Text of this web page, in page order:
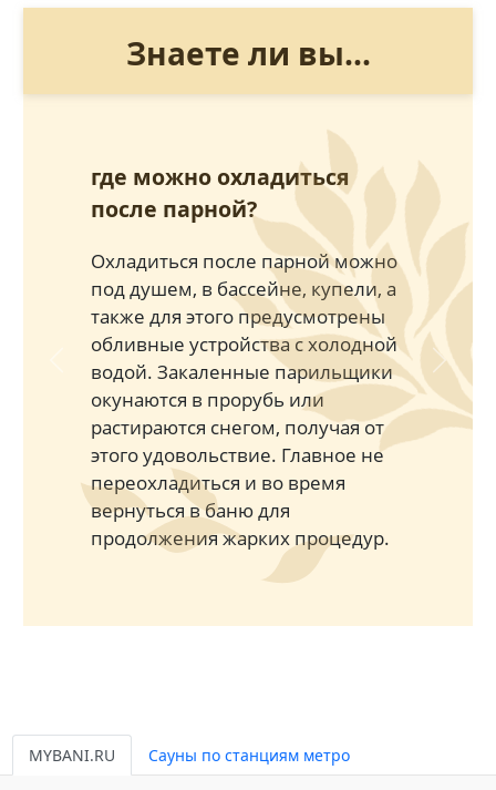
Знаете ли вы...
где можно охладиться
после парной?
Охладиться после парной можно
под душем, в бассейне, купели, а
также для этого предусмотрены
обливные устройства с холодной
водой. Закаленные парильщики
окунаются в прорубь или
растираются снегом, получая от
этого удовольствие. Главное не
переохладиться и во время
вернуться в баню для
продолжения жарких процедур.
Previous Next
MYBANI.RU Сауны по станциям метро